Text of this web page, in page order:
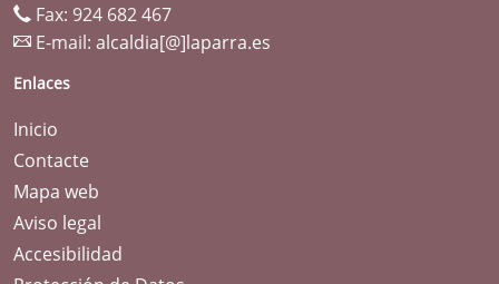
Fax: 924 682 467
E-mail: alcaldia[@]laparra.es
Enlaces
Inicio
Contacte
Mapa web
Aviso legal
Accesibilidad